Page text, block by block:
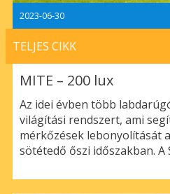
2023-06-30
TELJES CIKK
MITE – 200 lux
Az idei évben több
világítási rendszert, ami
mérkőzések lebonyolítását
sötétedő őszi időszakban. A